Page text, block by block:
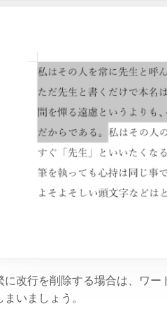
に改行を削除する場合は、ワ
まいましょう。